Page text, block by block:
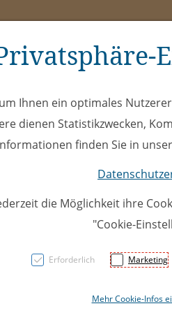
ÖEL Club
Ihnen ein optimales
dienen Statistikzwecken,
finden Sie in
die Möglichkeit ihre
"Cookie-
Erforderlich Marketing
Mehr Cookie-Infos